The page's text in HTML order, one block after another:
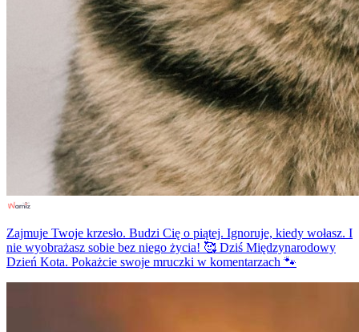
Zajmuje Twoje krzesło. Budzi Cię o piątej. Ignoruje, kiedy wołasz. I
nie wyobrażasz sobie bez niego życia! 🥰 Dziś Międzynarodowy
Dzień Kota. Pokażcie swoje mruczki w komentarzach 🐾